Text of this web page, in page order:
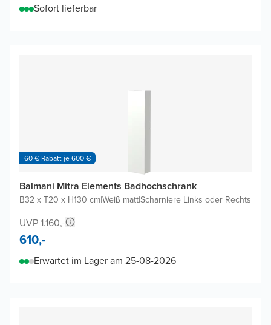
Sofort lieferbar
60 € Rabatt je 600 €
Balmani Mitra Elements Badhochschrank
B32 x T20 x H130 cm|Weiß matt|Scharniere Links oder Rechts
UVP 1.160,-
610,-
Erwartet im Lager am 25-08-2026